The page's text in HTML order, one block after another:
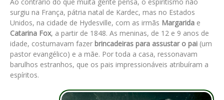
Ao contrário do que muita gente pensa, o espiritismo não
surgiu na França, pátria natal de Kardec, mas no Estados
Unidos, na cidade de Hydesville, com as irmãs Margarida e
Catarina Fox, a partir de 1848. As meninas, de 12 e 9 anos de
idade, costumavam fazer brincadeiras para assustar o pai (um
pastor evangélico) e a mãe. Por toda a casa, ressonavam
barulhos estranhos, que os pais impressionáveis atribuíram a
espíritos.